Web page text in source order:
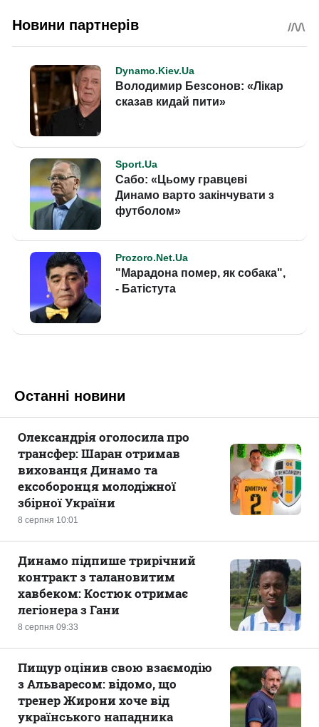
Останні новини
8 серпня 10:01
Олександрія оголосила про
трансфер: Шаран отримав
вихованця Динамо та
ексоборонця молодіжної
збірної України
8 серпня 09:33
Динамо підпише трирічний
контракт з талановитим
хавбеком: Костюк отримає
легіонера з Гани
Пищур оцінив свою взаємодію
з Альваресом: відомо, що
тренер Жирони хоче від
українського нападника